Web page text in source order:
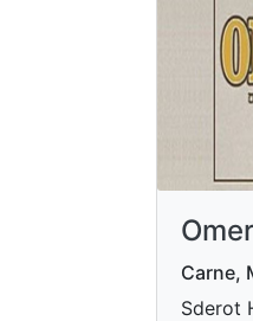
Carne,
Sderot